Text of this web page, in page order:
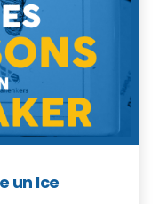
un Ice